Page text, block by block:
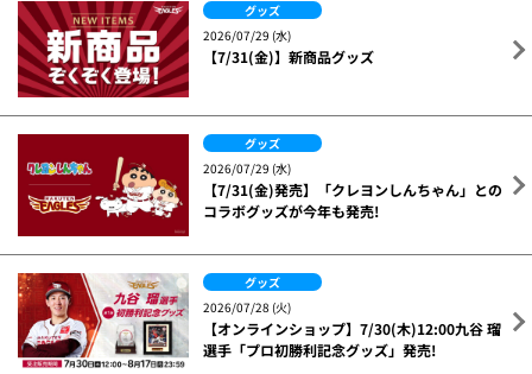
グッズ
2026/07/29 (水)
【7/31(金)】新商品グッズ
グッズ
2026/07/29 (水)
【7/31(金)発売】「クレヨンしんちゃん」との
コラボグッズが今年も発売!
グッズ
2026/07/28 (火)
【オンラインショップ】7/30(木)12:00九谷 瑠
選手「プロ初勝利記念グッズ」発売!